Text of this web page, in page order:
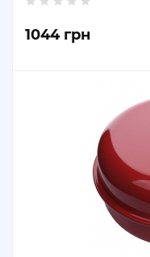
1044 грн